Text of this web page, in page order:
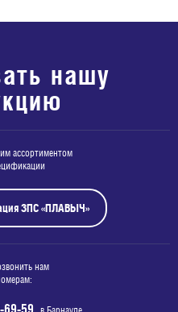
нашу
ассортиментом
ЗПС «ПЛАВЫЧ»
нам
69-59